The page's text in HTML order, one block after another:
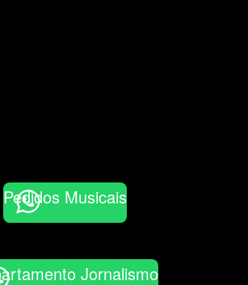
Pedidos Musicais
Jornalismo